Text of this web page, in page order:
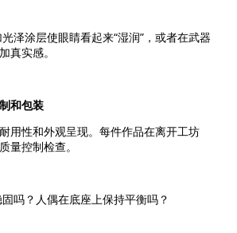
泽涂层使眼睛看起来“湿润”，或者在武器
真实感。
和包装
用性和外观呈现。每件作品在离开工坊
量控制检查。
吗？人偶在底座上保持平衡吗？